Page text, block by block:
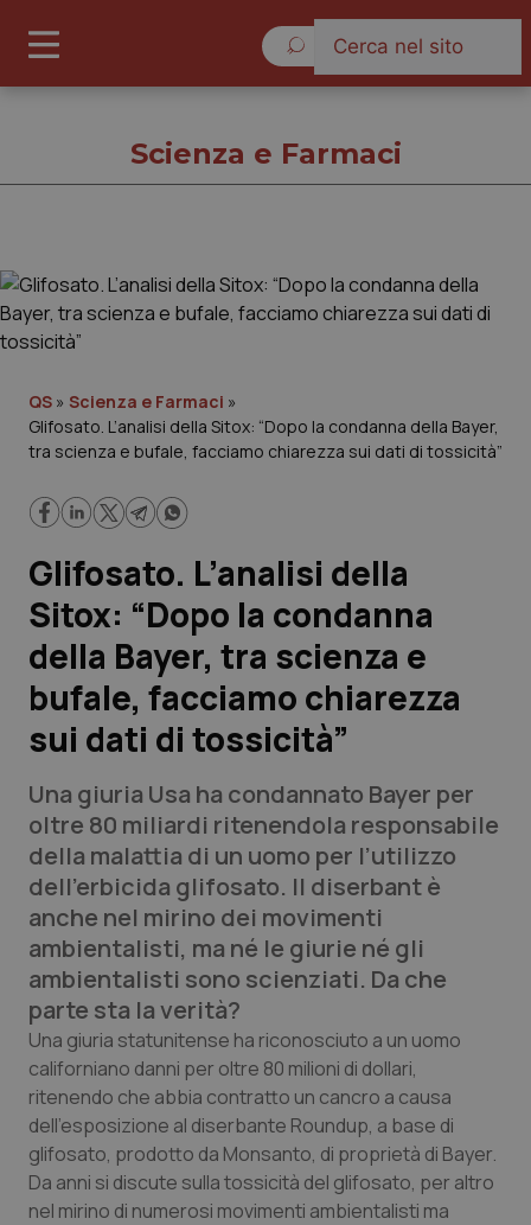
Cronache
Governo e Parlamento
Regioni e Asl
Lavoro e Professioni
Scienza e Farmaci
Studi e Analisi
Lettere al direttore
QS Pro
Professionisti Sanitari.AI
Abruzzo
Basilicata
Calabria
Campania
Emilia-Romagna
QS Pro Gold
Artrite & artrosi
Asma & BPCO
Car-T
Colesterolo & coronaropatie
QS Club Newsletter
Scienza e Farmaci
QS » Scienza e Farmaci »
Glifosato. L’analisi della Sitox: “Dopo la condanna della Bayer,
tra scienza e bufale, facciamo chiarezza sui dati di tossicità”
Glifosato. L’analisi della
Sitox: “Dopo la condanna
della Bayer, tra scienza e
bufale, facciamo chiarezza
sui dati di tossicità”
Una giuria Usa ha condannato Bayer per
oltre 80 miliardi ritenendola responsabile
della malattia di un uomo per l’utilizzo
dell’erbicida glifosato. Il diserbant è
anche nel mirino dei movimenti
ambientalisti, ma né le giurie né gli
ambientalisti sono scienziati. Da che
parte sta la verità?
Una giuria statunitense ha riconosciuto a un uomo
californiano danni per oltre 80 milioni di dollari,
ritenendo che abbia contratto un cancro a causa
dell’esposizione al diserbante Roundup, a base di
glifosato, prodotto da Monsanto, di proprietà di Bayer.
Da anni si discute sulla tossicità del glifosato, per altro
nel mirino di numerosi movimenti ambientalisti ma